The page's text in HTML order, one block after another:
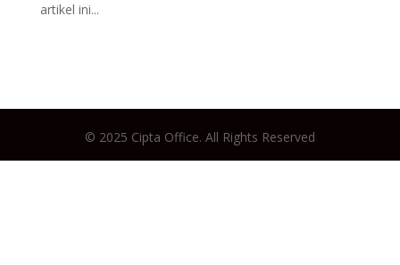
artikel ini...
© 2025 Cipta Office. All Rights Reserved